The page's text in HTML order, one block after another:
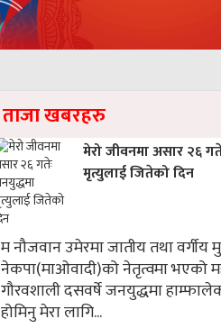
ताजा खबरहरु
मेरो जीवनमा असार २६
मृत्युलाई जितेको दिन
म नौजवान उमेरमा जातीय तथा वर्गीय
नेकपा(माओवादी)को नेतृत्वमा भएको
गौरवशाली दसवर्षे जनयुद्धमा
होमिनु मेरा लागि...